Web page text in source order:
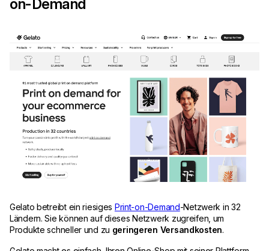
on-Demand
Gelato betreibt ein riesiges Print-on-Demand-Netzwerk in 32
Ländern. Sie können auf dieses Netzwerk zugreifen, um
Produkte schneller und zu geringeren Versandkosten.